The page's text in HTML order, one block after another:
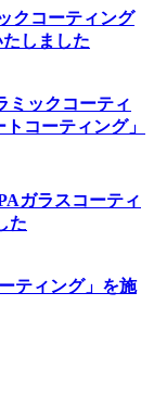
クコーティング
しました
ミックコーティ
コーティング」
ガラスコーティ
た
ティング」を施